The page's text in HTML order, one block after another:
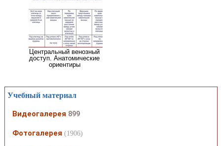
Центральный венозный
доступ. Анатомические
ориентиры
Учебный материал
Видеогалерея 899
Фотогалерея (1906)